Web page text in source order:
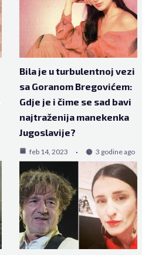
Bila je u turbulentnoj vezi
sa Goranom Bregovićem:
Gdje je i čime se sad bavi
najtraženija manekenka
Jugoslavije?
feb 14, 2023 3 godine ago